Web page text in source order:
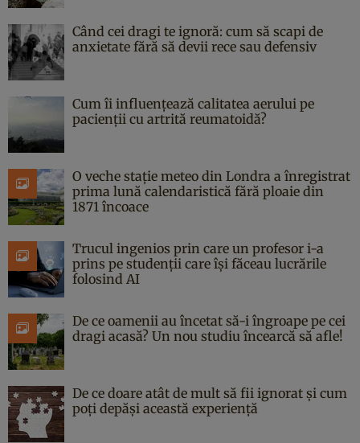
Când cei dragi te ignoră: cum să scapi de
anxietate fără să devii rece sau defensiv
Cum îi influențează calitatea aerului pe
pacienții cu artrită reumatoidă?
O veche stație meteo din Londra a înregistrat
prima lună calendaristică fără ploaie din
1871 încoace
Trucul ingenios prin care un profesor i-a
prins pe studenții care își făceau lucrările
folosind AI
De ce oamenii au încetat să-i îngroape pe cei
dragi acasă? Un nou studiu încearcă să afle!
De ce doare atât de mult să fii ignorat și cum
poți depăși această experiență